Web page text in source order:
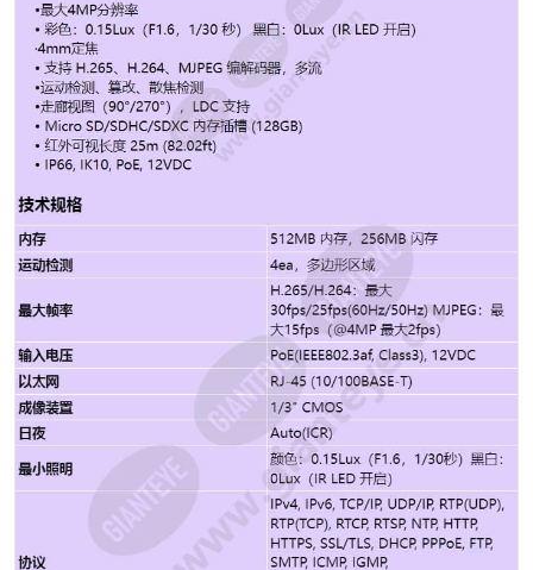
存 512MB 内存，256MB 闪存 工作温度/湿度
-40°C~+55°C (-40°F~+131°F) / 0~95% RH ＊启动应
在-30°C或以上 储存温度/湿度 -40°C~+60°C
(-40°F~+140°F) / 0~95% 相对湿度 认证 IP66, IK10 输入
电压 PoE(IEEE802.3af, Class3), 12VDC 能量消耗 PoE：
最大10.7W，典型 8.1W 12VDC：最大9.1W，典型 6.5W
颜色/材质 白色/铝 RAL 代码 RAL9003 产品尺寸/重量
ø120.3x91.7mm(ø4.74x3.61"), 510g(1.124 lb) 兼容导管
孔/Gangbox - SBD-120GP : Single, Double, 4"Octagon
悬挂式安装座（半球） SBP-122HMW 底盒 SBV-120GW
检测（25PPM/8PPF） 63.0m(206.70ft) 观察
（63PPM/19PPF） 25.2m(82.68ft) 识别
（125PPM/38PPF） 12.6m(41.34ft) 鉴定
（250PPM/76PPF） 6.3m(20.67ft)